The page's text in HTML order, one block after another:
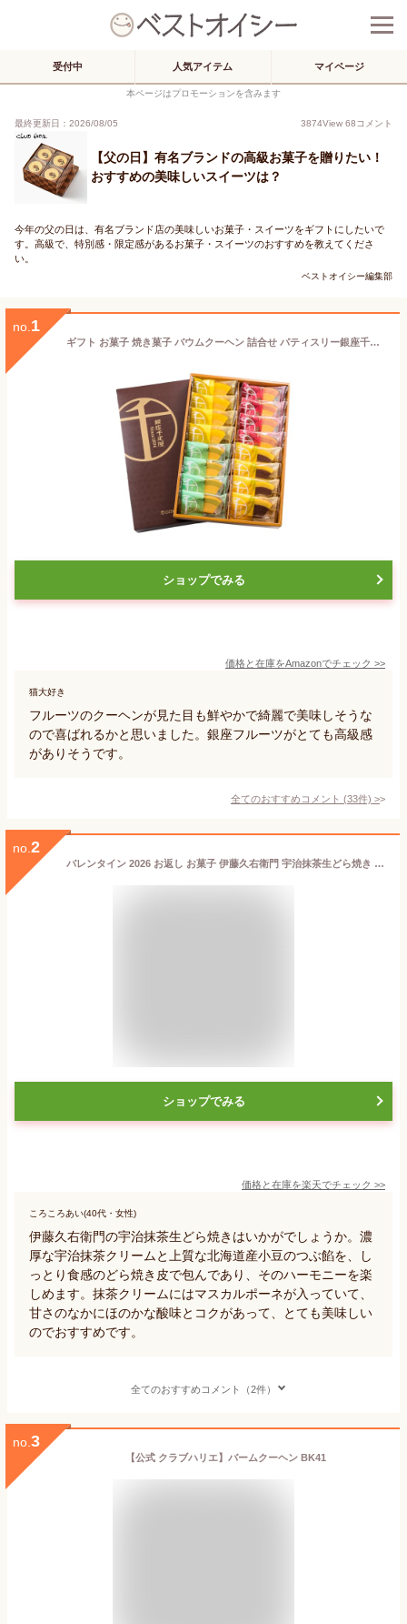
受付中 人気アイテム マイページ
本ページはプロモーションを含みます
最終更新日：2026/08/05 3874View 68コメント
【父の日】有名ブランドの高級お菓子を贈りたい！
おすすめの美味しいスイーツは？
今年の父の日は、有名ブランド店の美味しいお菓子・スイーツをギフトにしたいで
す。高級で、特別感・限定感があるお菓子・スイーツのおすすめを教えてくださ
い。
ベストオイシー編集部
no. 1
ギフト お菓子 焼き菓子 バウムクーヘン 詰合せ パティスリー銀座千疋屋 銀座フルーツクーヘンB(16個入)
ショップでみる
価格と在庫をAmazonでチェック >>
猫大好き
フルーツのクーヘンが見た目も鮮やかで綺麗で美味しそうな
ので喜ばれるかと思いました。銀座フルーツがとても高級感
がありそうです。
全てのおすすめコメント (33件) >
no. 2
バレンタイン 2026 お返し お菓子 伊藤久右衛門 宇治抹茶生どら焼き たくみがさね 6個入【冷凍】【送料込み】【他商品との同梱不可】§ お中元 プレゼント 三つ星京料亭 祇園さゝ木 との共同開
ショップでみる
価格と在庫を楽天でチェック >>
ころころあい(40代・女性)
伊藤久右衛門の宇治抹茶生どら焼きはいかがでしょうか。濃
厚な宇治抹茶クリームと上質な北海道産小豆のつぶ餡を、し
っとり食感のどら焼き皮で包んであり、そのハーモニーを楽
しめます。抹茶クリームにはマスカルポーネが入っていて、
甘さのなかにほのかな酸味とコクがあって、とても美味しい
のでおすすめです。
全てのおすすめコメント（2件）
no. 3
【公式 クラブハリエ】バームクーヘン BK41